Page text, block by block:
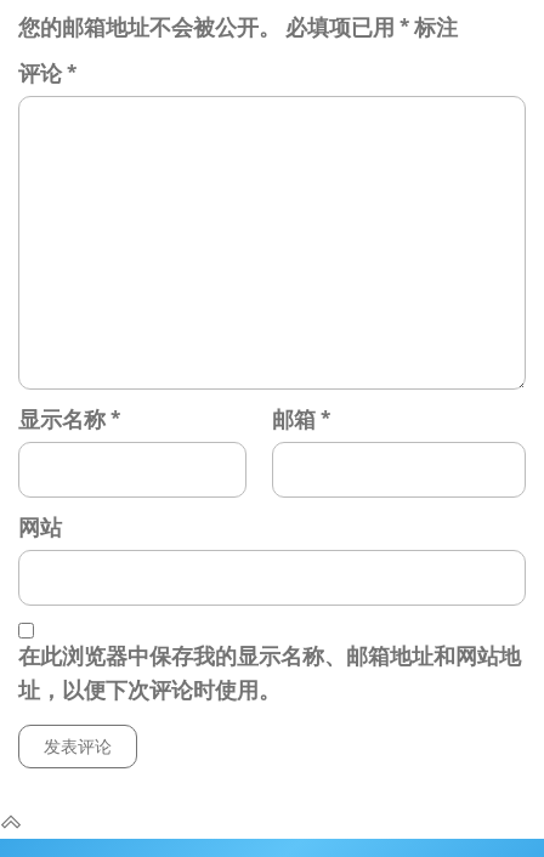
您的邮箱地址不会被公开。 必填项已用 *标注
评论*
显示名称* 邮箱*
网站
在此浏览器中保存我的显示名称、邮箱地址和网站地
址，以便下次评论时使用。